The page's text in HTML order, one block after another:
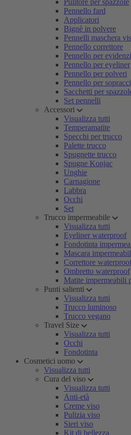
Pulitore per spazzole
Pennello fard
Applicatori
Bignè in polvere
Pennelli maschera
Pennello correttore
Pennello per
Pennello per eyeliner
Pennello per polveri
Pennello per
Sacchetti per
Set pennelli
Accessori
Visualizza tutti
Temperamatite
Specchi per trucco
Palette trucco
Spugnette trucco
Spugne Konjac
Unghie
Carnagione
Labbra
Occhi
Set
Trucco impermeabile
Visualizza tutti
Eyeliner waterproof
Fondotinta
Mascara
Correttore
Ombretto waterproof
Matite impermeabili
Punti salienti
Visualizza tutti
Trucco luminoso
Trucco vegano
Travel Size
Visualizza tutti
Occhi
Fondotinta
Cosmetici uomo
Visualizza tutti
Cura del viso
Visualizza tutti
Anti-età
Creme viso
Pulizia viso
Sieri viso
Kit di bellezza